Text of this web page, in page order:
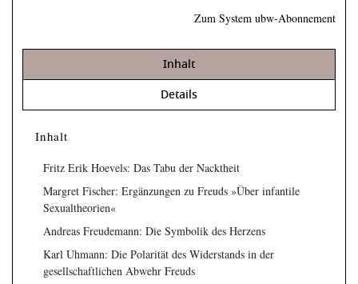
Zum System ubw-Abonnement
Inhalt
Details
Inhalt
Fritz Erik Hoevels: Das Tabu der Nacktheit
Margret Fischer: Ergänzungen zu Freuds »Über infantile
Sexualtheorien«
Andreas Freudemann: Die Symbolik des Herzens
Karl Uhmann: Die Polarität des Widerstands in der
gesellschaftlichen Abwehr Freuds